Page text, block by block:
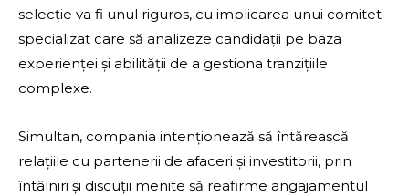
selecție va fi unul riguros, cu implicarea unui comitet
specializat care să analizeze candidații pe baza
experienței și abilității de a gestiona tranzițiile
complexe.
Simultan, compania intenționează să întărească
relațiile cu partenerii de afaceri și investitorii, prin
întâlniri și discuții menite să reafirme angajamentul